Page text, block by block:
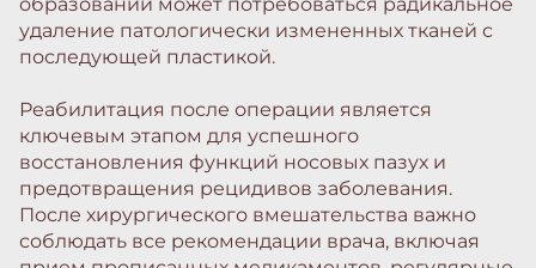
удаление патологически измененных тканей с
последующей пластикой.
Реабилитация после операции является
ключевым этапом для успешного
восстановления функций носовых пазух и
предотвращения рецидивов заболевания.
После хирургического вмешательства важно
соблюдать все рекомендации врача, включая